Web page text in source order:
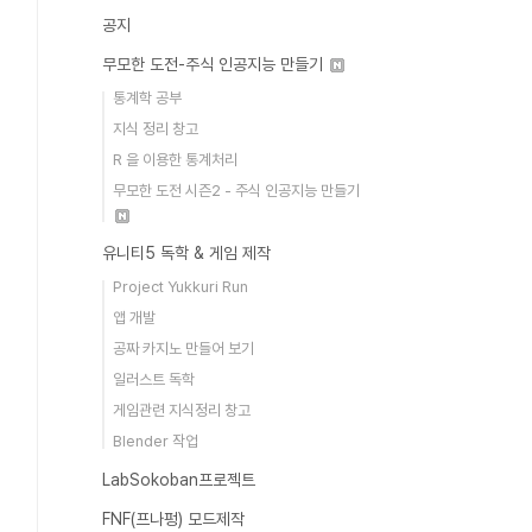
공지
무모한 도전-주식 인공지능 만들기
통계학 공부
지식 정리 창고
R 을 이용한 통계처리
무모한 도전 시즌2 - 주식 인공지능 만들기
유니티5 독학 & 게임 제작
Project Yukkuri Run
앱 개발
공짜 카지노 만들어 보기
일러스트 독학
게임관련 지식정리 창고
Blender 작업
LabSokoban프로젝트
FNF(프나펑) 모드제작